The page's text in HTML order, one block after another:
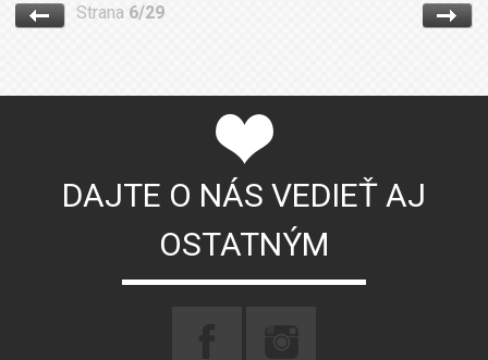
Strana 6/29
DAJTE O NÁS VEDIEŤ AJ
OSTATNÝM